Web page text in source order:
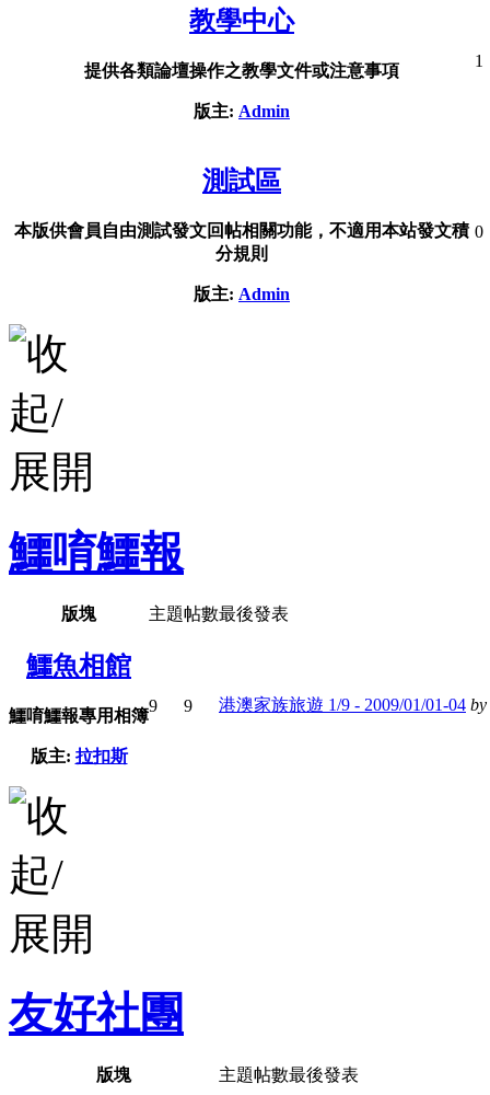
教學中心
提供各類論壇操作之教學文件或注意事項
版主: Admin
1
測試區
本版供會員自由測試發文回帖相關功能，不適用本站發文積
分規則
版主: Admin
0
鱷唷鱷報
版塊 主題帖數最後發表
鱷魚相館
鱷唷鱷報專用相簿
版主: 拉扣斯
9 9 港澳家族旅遊 1/9 - 2009/01/01-04 by
友好社團
版塊 主題帖數最後發表